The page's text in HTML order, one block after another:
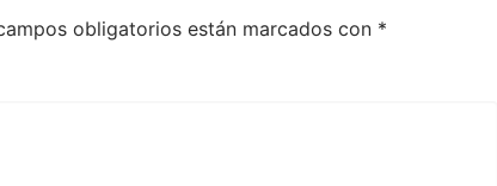
obligatorios están marcados con *